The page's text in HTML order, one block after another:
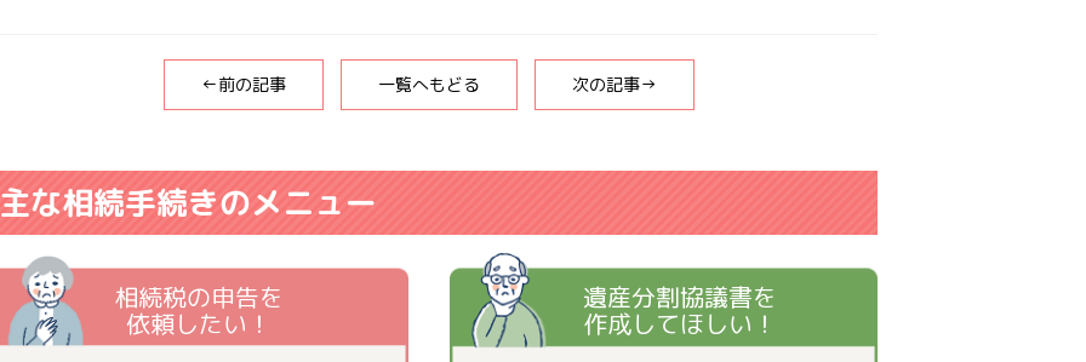
←前の記事 一覧へもどる 次の記事→
主な相続手続きのメニュー
相続税の申告を
依頼したい！
遺産分割協議書を
作成してほしい！